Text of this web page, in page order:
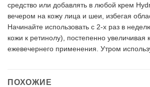
средство или добавлять в любой крем
вечером на кожу лица и шеи, избегая
Начинайте использовать с 2-х раз в
кожи к ретинолу), постепенно увеличивая
ежевечернего применения. Утром
ПОХОЖИЕ